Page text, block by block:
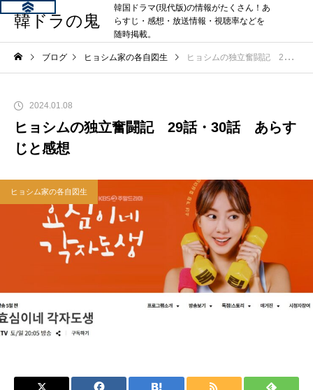
韓ドラの鬼
韓国ドラマ(現代版)の情報がたくさん！あ
らすじ・感想・放送情報・視聴率などを
随時掲載。
ブログ ヒョシム家の各自図生 ヒョシムの独立奮闘記 29話・30話 あらすじと感想
2024.01.08
ヒョシムの独立奮闘記 29話・30話 あらす
じと感想
ヒョシム家の各自図生